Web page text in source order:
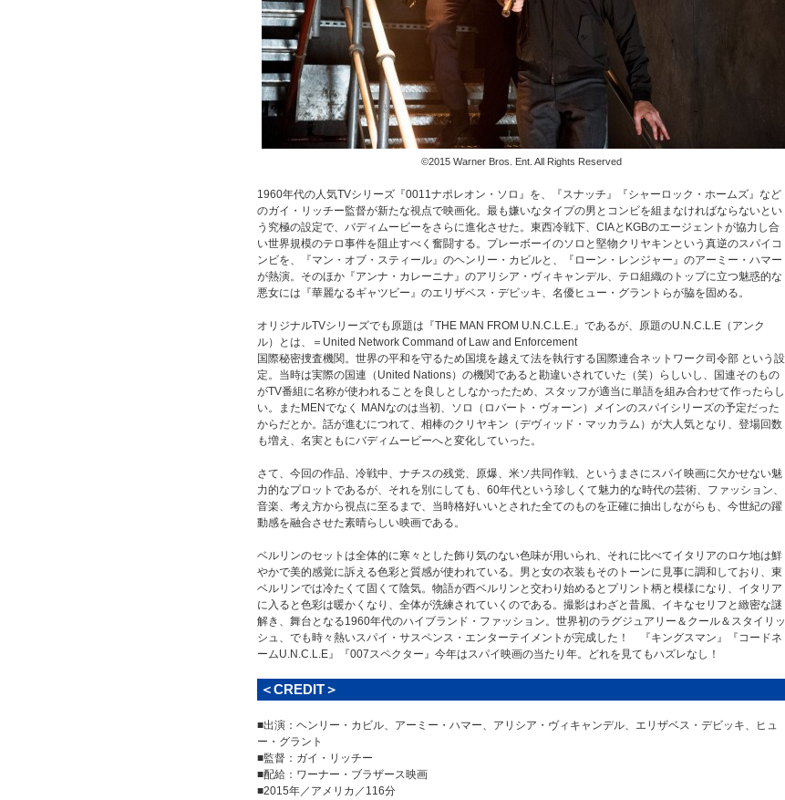
©2015 Warner Bros. Ent. All Rights Reserved
1960年代の人気TVシリーズ『0011ナポレオン・ソロ』を、『スナッチ』『シャーロック・ホームズ』など
のガイ・リッチー監督が新たな視点で映画化。最も嫌いなタイプの男とコンビを組まなければならないとい
う究極の設定で、バディムービーをさらに進化させた。東西冷戦下、CIAとKGBのエージェントが協力し合
い世界規模のテロ事件を阻止すべく奮闘する。プレーボーイのソロと堅物クリヤキンという真逆のスパイコ
ンビを、『マン・オブ・スティール』のヘンリー・カビルと、『ローン・レンジャー』のアーミー・ハマー
が熱演。そのほか『アンナ・カレーニナ』のアリシア・ヴィキャンデル、テロ組織のトップに立つ魅惑的な
悪女には『華麗なるギャツビー』のエリザベス・デビッキ、名優ヒュー・グラントらが脇を固める。
オリジナルTVシリーズでも原題は『THE MAN FROM U.N.C.L.E.』であるが、原題のU.N.C.L.E（アンク
ル）とは、＝United Network Command of Law and Enforcement
国際秘密捜査機関。世界の平和を守るため国境を越えて法を執行する国際連合ネットワーク司令部 という設
定。当時は実際の国連（United Nations）の機関であると勘違いされていた（笑）らしいし、国連そのもの
がTV番組に名称が使われることを良しとしなかったため、スタッフが適当に単語を組み合わせて作ったらし
い。またMENでなく MANなのは当初、ソロ（ロバート・ヴォーン）メインのスパイシリーズの予定だった
からだとか。話が進むにつれて、相棒のクリヤキン（デヴィッド・マッカラム）が大人気となり、登場回数
も増え、名実ともにバディムービーへと変化していった。
さて、今回の作品、冷戦中、ナチスの残党、原爆、米ソ共同作戦、というまさにスパイ映画に欠かせない魅
力的なプロットであるが、それを別にしても、60年代という珍しくて魅力的な時代の芸術、ファッション、
音楽、考え方から視点に至るまで、当時格好いいとされた全てのものを正確に抽出しながらも、今世紀の躍
動感を融合させた素晴らしい映画である。
ベルリンのセットは全体的に寒々とした飾り気のない色味が用いられ、それに比べてイタリアのロケ地は鮮
やかで美的感覚に訴える色彩と質感が使われている。男と女の衣装もそのトーンに見事に調和しており、東
ベルリンでは冷たくて固くて陰気。物語が西ベルリンと交わり始めるとプリント柄と模様になり、イタリア
に入ると色彩は暖かくなり、全体が洗練されていくのである。撮影はわざと昔風、イキなセリフと緻密な謎
解き、舞台となる1960年代のハイブランド・ファッション。世界初のラグジュアリー＆クール＆スタイリッ
シュ、でも時々熱いスパイ・サスペンス・エンターテイメントが完成した！ 『キングスマン』『コードネ
ームU.N.C.L.E』『007スペクター』今年はスパイ映画の当たり年。どれを見てもハズレなし！
＜CREDIT＞
■出演：ヘンリー・カビル、アーミー・ハマー、アリシア・ヴィキャンデル、エリザベス・デビッキ、ヒュ
ー・グラント
■監督：ガイ・リッチー
■配給：ワーナー・ブラザース映画
■2015年／アメリカ／116分